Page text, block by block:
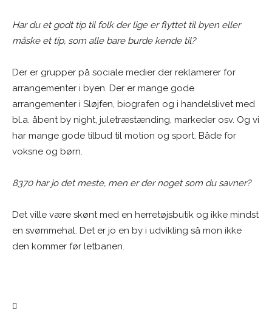
Har du et godt tip til folk der lige er flyttet til byen eller
måske et tip, som alle bare burde kende til?
Der er grupper på sociale medier der reklamerer for
arrangementer i byen. Der er mange gode
arrangementer i Sløjfen, biografen og i handelslivet med
bl.a. åbent by night, juletræstænding, markeder osv. Og vi
har mange gode tilbud til motion og sport. Både for
voksne og børn.
8370 har jo det meste, men er der noget som du savner?
Det ville være skønt med en herretøjsbutik og ikke mindst
en svømmehal. Det er jo en by i udvikling så mon ikke
den kommer før letbanen.